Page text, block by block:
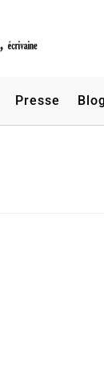
Presse